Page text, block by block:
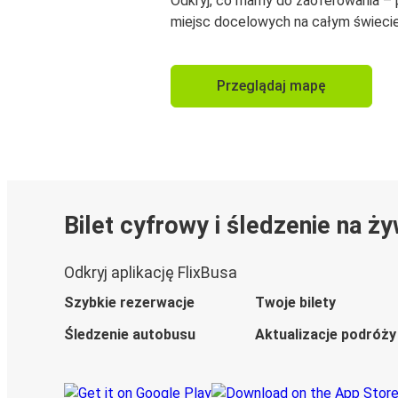
miejsc docelowych na całym
Przeglądaj mapę
Bilet cyfrowy i śledzenie na
Odkryj aplikację FlixBusa
Szybkie rezerwacje
Twoje bilety
Śledzenie autobusu
Aktualizacje podróży